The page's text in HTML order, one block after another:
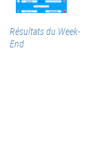
Résultats du Week-
End